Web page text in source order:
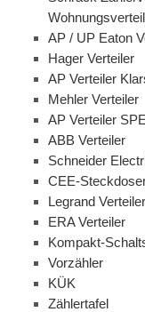
AP / UP Eaton
Hager Verteiler
AP Verteiler
Mehler Verteiler
AP Verteiler
ABB Verteiler
Schneider
CEE-
Legrand Verteiler
ERA Verteiler
Kompakt-
Vorzähler
KÜK
Zählertafel